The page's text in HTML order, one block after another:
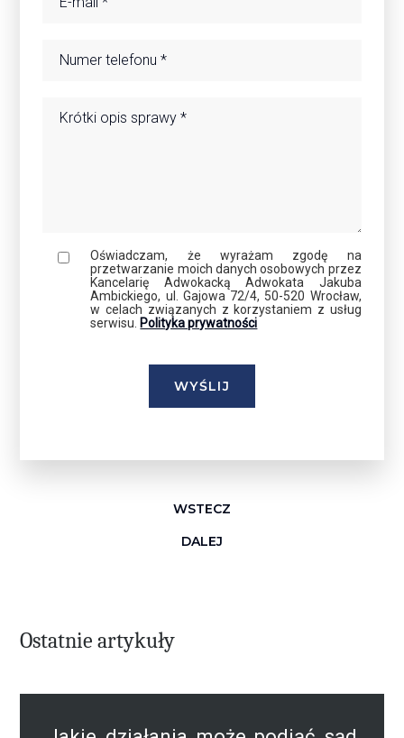
Oświadczam, że wyrażam zgodę na
przetwarzanie moich danych osobowych przez
Kancelarię Adwokacką Adwokata Jakuba
Ambickiego, ul. Gajowa 72/4, 50-520 Wrocław,
w celach związanych z korzystaniem z usług
serwisu. Polityka prywatności
WSTECZ
DALEJ
Ostatnie artykuły